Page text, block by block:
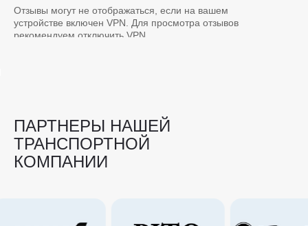
Отзывы могут не отображаться, если на вашем
устройстве включен VPN. Для просмотра отзывов
рекомендуем отключить VPN.
ПАРТНЕРЫ НАШЕЙ
ТРАНСПОРТНОЙ
КОМПАНИИ